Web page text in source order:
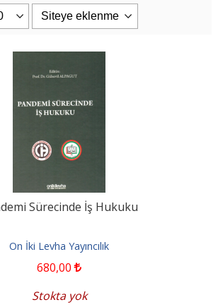
Sürecinde İş Hukuku
On İki Levha Yayıncılık
680,00
Stokta yok